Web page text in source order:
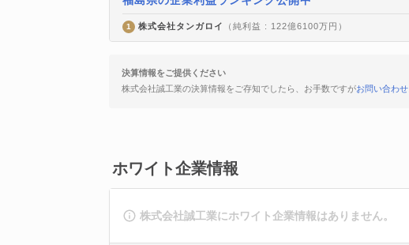
1 株式会社タンガロイ （純利益 : 122億6100万円）
決算情報をご提供ください
株式会社誠工業の決算情報をご存知でしたら、お手数ですがお問い合わせ
ホワイト企業情報
株式会社誠工業にホワイト企業情報はありません。